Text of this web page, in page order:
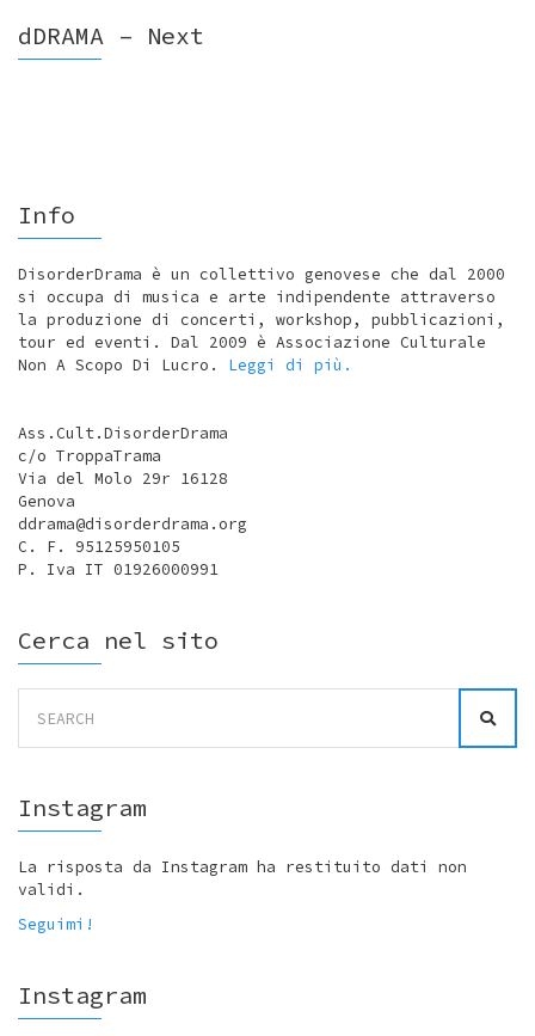
dDRAMA – Next
Info
DisorderDrama è un collettivo genovese che dal 2000
si occupa di musica e arte indipendente attraverso
la produzione di concerti, workshop, pubblicazioni,
tour ed eventi. Dal 2009 è Associazione Culturale
Non A Scopo Di Lucro. Leggi di più.
Ass.Cult.DisorderDrama
c/o TroppaTrama
Via del Molo 29r 16128
Genova
ddrama@disorderdrama.org
C. F. 95125950105
P. Iva IT 01926000991
Cerca nel sito
for:
Instagram
La risposta da Instagram ha restituito dati non
validi.
Seguimi!
Instagram